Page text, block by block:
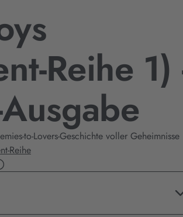
Reihe 1)
to-Lovers-Geschichte voller Geheimnisse
Reihe